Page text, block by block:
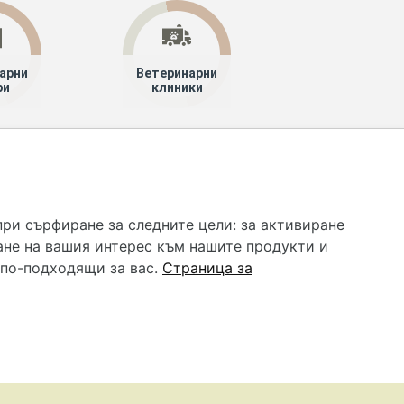
Ветеринарни
клиники
все че се полагат всички усилия за обновяване и
и самолечението могат да бъдат опасни за
помощ!
сърфиране за следните цели: за активиране
на вашия интерес към нашите продукти и
подходящи за вас. Страница за